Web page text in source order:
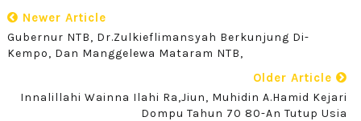
Newer Article
Gubernur NTB, Dr.Zulkieflimansyah Berkunjung Di-
Kempo, Dan Manggelewa Mataram NTB,
Older Article
Innalillahi Wainna Ilahi Ra,jiun, Muhidin A.Hamid Kejari
Dompu Tahun 70 80-An Tutup Usia